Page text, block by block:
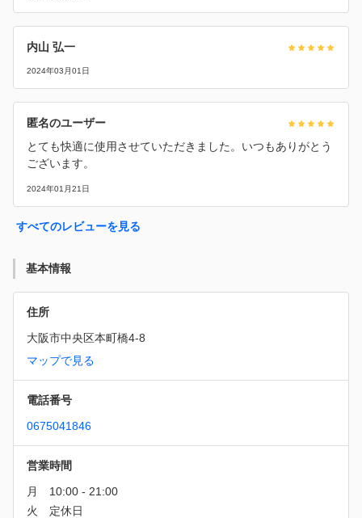
内山 弘一
2024年03月01日
匿名のユーザー
とても快適に使用させていただきました。いつもありがとう
ございます。
2024年01月21日
すべてのレビューを見る
基本情報
住所
大阪市中央区本町橋4-8
マップで見る
電話番号
0675041846
営業時間